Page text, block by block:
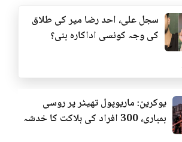
سجل علی، احد رضا میر کی طلاق
کی وجہ کونسی اداکارہ بنی؟
یوکرین: ماریوپول تھیٹر پر روسی
بمباری، 300 افراد کی ہلاکت کا خدشہ